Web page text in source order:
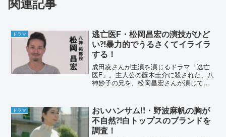
ドラマ
逃亡医F・松岡昌宏の演技がひど
い⁈暴力的でうるさくてイライラ
する！
成田凌さんが主演を演じるドラマ「逃亡
医F」。主人公の藤木圭介に殺された、八
神妙子の兄を、松岡昌宏さんが演じてい
た。その理由を詳しくまとめていきま
す。逃亡医F・松岡昌宏の...
ドラマ
おいハンサム!!・野波麻帆の胸が
不自然⁈白トップスのブランドを
調査！